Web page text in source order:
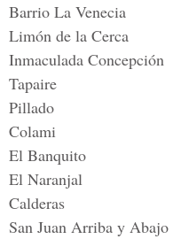
Barrio La Venecia
Limón de la Cerca
Inmaculada Concepción
Tapaire
Pillado
Colami
El Banquito
El Naranjal
Calderas
San Juan Arriba y Abajo